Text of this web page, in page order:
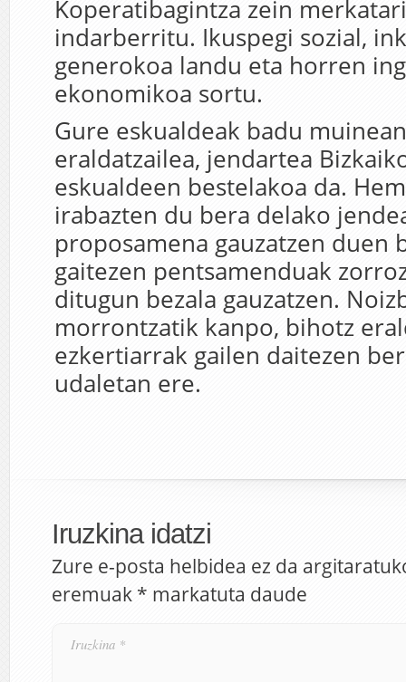
Koperatibagintza zein
indarberritu. Ikuspegi sozial,
generokoa landu eta horren
ekonomikoa sortu.
Gure eskualdeak badu
eraldatzailea, jendartea
eskualdeen bestelakoa da.
irabazten du bera delako
proposamena gauzatzen duen
gaitezen pentsamenduak
ditugun bezala gauzatzen.
morrontzatik kanpo, bihotz
ezkertiarrak gailen daitezen
udaletan ere.
Iruzkina idatzi
Zure e-posta helbidea ez da
eremuak * markatuta daude